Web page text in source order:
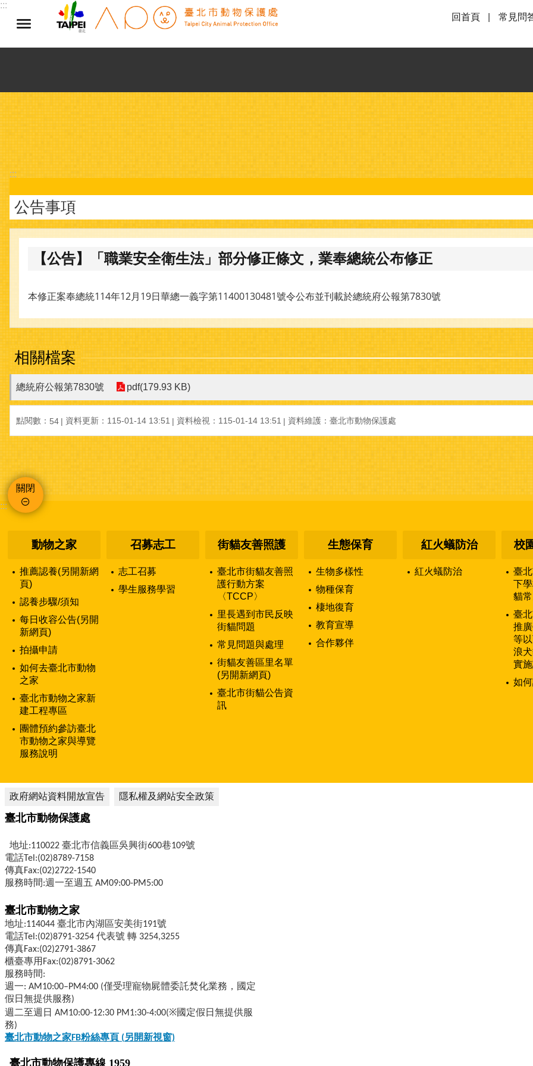
跳到主要內容區塊
:::
回首頁
常見問
:::
公告事項
【公告】「職業安全衛生法」部分修正條文，業奉總統公布修正
本修正案奉總統114年12月19日華總一義字第11400130481號令公布並刊載於總統府公報第7830號
相關檔案
總統府公報第7830號 pdf(179.93 KB)
點閱數： 54 資料更新：115-01-14 13:51 資料檢視：115-01-14 13:51 資料維護：臺北市動物保護處
關閉
:::
動物之家
推薦認養(另開新網
頁)
認養步驟/須知
每日收容公告(另開
新網頁)
拍攝申請
如何去臺北市動物
之家
臺北市動物之家新
建工程專區
團體預約參訪臺北
市動物之家與導覽
服務說明
召募志工
志工召募
學生服務學習
街貓友善照護
臺北市街貓友善照
護行動方案
〈TCCP〉
里長遇到市民反映
街貓問題
常見問題與處理
街貓友善區里名單
(另開新網頁)
臺北市街貓公告資
訊
生態保育
生物多樣性
物種保育
棲地復育
教育宣導
合作夥伴
紅火蟻防治
紅火蟻防治
校
臺
下
貓
臺
推
等
浪
實
如
政府網站資料開放宣告 隱私權及網站安全政策
臺北市動物保護處
地址:110022 臺北市信義區吳興街600巷109號
電話Tel:(02)8789-7158
傳真Fax:(02)2722-1540
服務時間:週一至週五 AM09:00-PM5:00
臺北市動物之家
地址:114044 臺北市內湖區安美街191號
電話Tel:(02)8791-3254 代表號 轉 3254,3255
傳真Fax:(02)2791-3867
櫃臺專用Fax:(02)8791-3062
服務時間:
週一: AM10:00–PM4:00 (僅受理寵物屍體委託焚化業務，國定
假日無提供服務)
週二至週日 AM10:00-12:30 PM1:30-4:00(※國定假日無提供服
務)
臺北市動物之家FB粉絲專頁 (另開新視窗)
臺北市動物保護專線 1959